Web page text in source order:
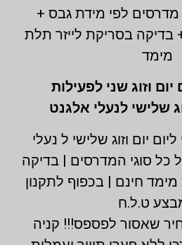
לפי מידת גבס +
בסריקת לייזר תלת
מימד
יום וזוג שני לפעילות
שלישי לנעלי אלגנט
יום וזוג שלישי ל נעלי
|1 + 1 + 1 על כל סוגי המדרסים | בדיקה
חינם | בכפוף לתקנון
ט.ל.ח
שאסור לפספס!!! קניה